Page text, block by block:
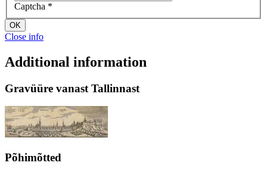
Captcha *
OK
Close info
Additional information
Gravüüre vanast Tallinnast
Põhimõtted